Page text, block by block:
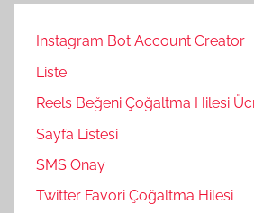
Instagram Bot Account Creator
Liste
Reels Beğeni Çoğaltma Hilesi
Sayfa Listesi
SMS Onay
Twitter Favori Çoğaltma Hilesi